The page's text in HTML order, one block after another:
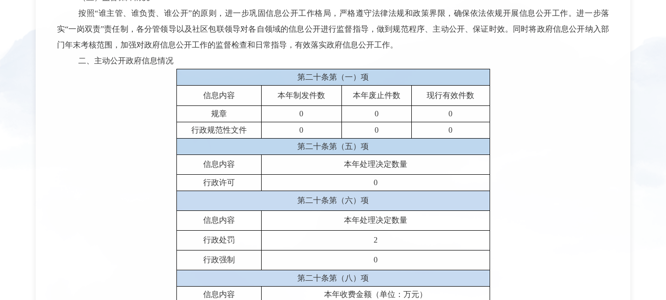
按照“谁主管、谁负责、谁公开”的原则， 进一步巩固信息公开工作格局，严格遵守法律法规和政策界限，确保依法依规开展信息公开工作。进一步落
实“一岗双责”责任制，各分管领导以及社区包联领导对各自领域的信息公开进行监督指导，做到规范程序、主动公开、保证时效。同时将政府信息公开纳入部
门年末考核范围，加强对政府信息公开工作的监督检查和日常指导，有效落实政府信息公开工作。
二、主动公开政府信息情况
第二十条第（一）项
信息内容 本年制发件数 本年废止件数 现行有效件数
规章 0 0
0
行政规范性文件
0 0
0
第二十条第（五）项
信息内容 本年处理决定数量
行政许可 0
第二十条第（六）项
信息内容 本年处理决定数量
行政处罚 2
行政强制 0
第二十条第（八）项
信息内容
本年收费金额（单位：万元）